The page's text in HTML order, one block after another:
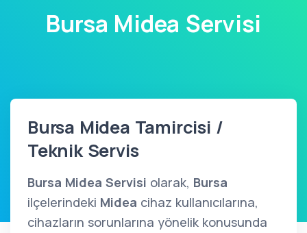
Bursa Midea Servisi
Bursa Midea Tamircisi /
Teknik Servis
Bursa Midea Servisi olarak, Bursa
ilçelerindeki Midea cihaz kullanıcılarına,
cihazların sorunlarına yönelik konusunda